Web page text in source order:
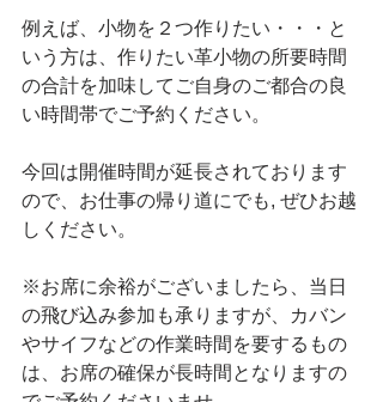
例えば、小物を２つ作りたい・・・と
いう方は、作りたい革小物の所要時間
の合計を加味してご自身のご都合の良
い時間帯でご予約ください。
今回は開催時間が延長されております
ので、お仕事の帰り道にでも, ぜひお越
しください。
※お席に余裕がございましたら、当日
の飛び込み参加も承りますが、カバン
やサイフなどの作業時間を要するもの
は、お席の確保が長時間となりますの